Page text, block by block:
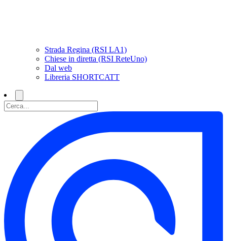
Strada Regina (RSI LA1)
Chiese in diretta (RSI ReteUno)
Dal web
Libreria SHORTCATT